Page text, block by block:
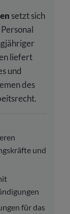
setzt sich
liefert
und
des
und
für das